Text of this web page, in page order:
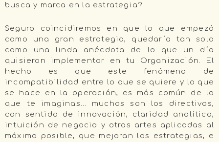
busca y marca en la estrategia?
Seguro coincidiremos en que lo que empezó
como una gran estrategia, quedaría tan solo
como una linda anécdota de lo que un día
quisieron implementar en tu Organización. El
hecho es que este fenómeno de
incompatibilidad entre lo que se quiere y lo que
se hace en la operación, es más común de lo
que te imaginas… muchos son los directivos,
con sentido de innovación, claridad analítica,
intuición de negocio y otras artes aplicadas al
máximo posible, que mejoran las estrategias, e